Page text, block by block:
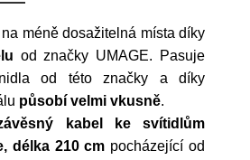
méně dosažitelná místa díky
od značky UMAGE. Pasuje
od této značky a díky
působí velmi vkusně.
kabel ke svítidlům
délka 210 cm pocházející od